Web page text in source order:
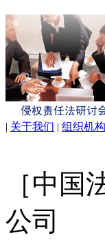
| 关于我们 | 组织机构
［中
公司